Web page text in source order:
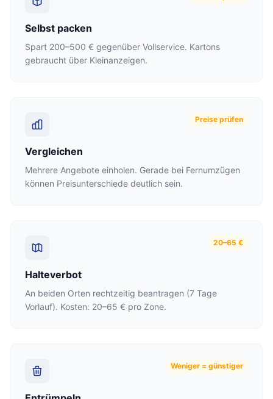
Selbst packen
Spart 200–500 € gegenüber Vollservice. Kartons
gebraucht über Kleinanzeigen.
Preise prüfen
Vergleichen
Mehrere Angebote einholen. Gerade bei Fernumzügen
können Preisunterschiede deutlich sein.
20–65 €
Halteverbot
An beiden Orten rechtzeitig beantragen (7 Tage
Vorlauf). Kosten: 20–65 € pro Zone.
Weniger = günstiger